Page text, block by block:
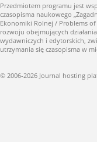
Przedmiotem programu jest
czasopisma naukowego
Ekonomiki Rolnej / Problems
rozwoju obejmujących
wydawniczych i edytorskich,
utrzymania się czasopisma w
© 2006-2026 Journal hosting